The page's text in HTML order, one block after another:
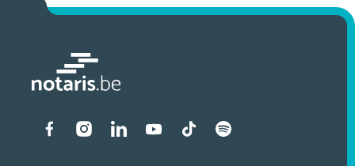
Liens vers les réseaux